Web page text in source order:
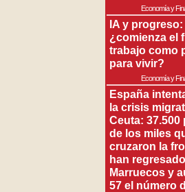
Economía y
IA y progreso:
¿comienza el
trabajo como
para vivir?
Economía y
España
la crisis
Ceuta: 37.500
de los miles
cruzaron la
han
Marruecos y
57 el número